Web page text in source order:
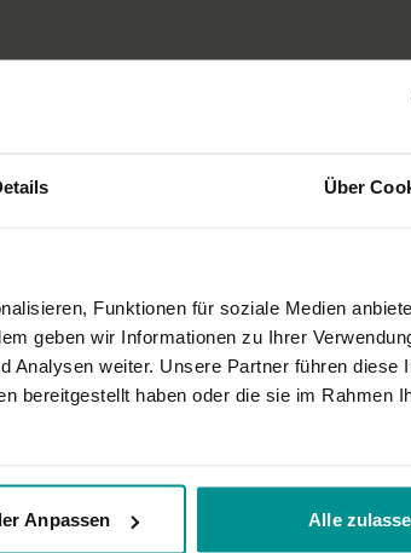
Über
Funktionen für soziale Medien
geben wir Informationen zu Ihrer
Analysen weiter. Unsere Partner führen diese
bereitgestellt haben oder die sie im Rahmen
Anpassen Alle